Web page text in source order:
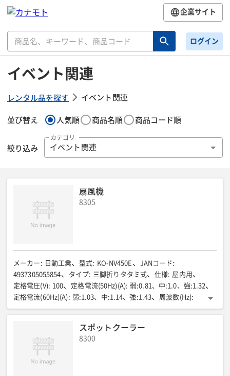
企業サイト
ログイン
イベント関連
レンタル品を探す イベント関連
並び替え 人気順 商品名順 商品コード順
絞り込み
カテゴリ
イベント関連
扇風機
8305
メーカー : 日動工業 型式: KO-NV450E JANコード :
4937305055854
タイプ: 三脚折りタタミ式 仕様: 屋内用
定格電圧(V): 100 定格電流(50Hz)(A): 弱:0.81、中:1.0、強:1.32
定格電流(60Hz)(A): 弱:1.03、中:1.14、強:1.43 周波数(Hz):
50/60
消費電力(50Hz)(W): 弱:79、中:95、強:128
電線種: VCTF0.75mm2×2芯
入力プラグ: ポッキンプラグ
羽根/ABS
羽根径(mm)
スポットクーラー
8300